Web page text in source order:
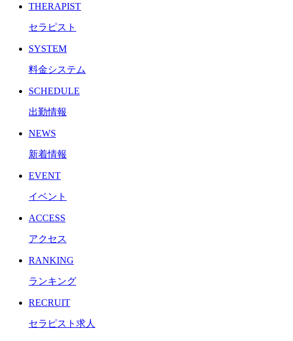
THERAPIST
セラピスト
SYSTEM
料金システム
SCHEDULE
出勤情報
NEWS
新着情報
EVENT
イベント
ACCESS
アクセス
RANKING
ランキング
RECRUIT
セラピスト求人